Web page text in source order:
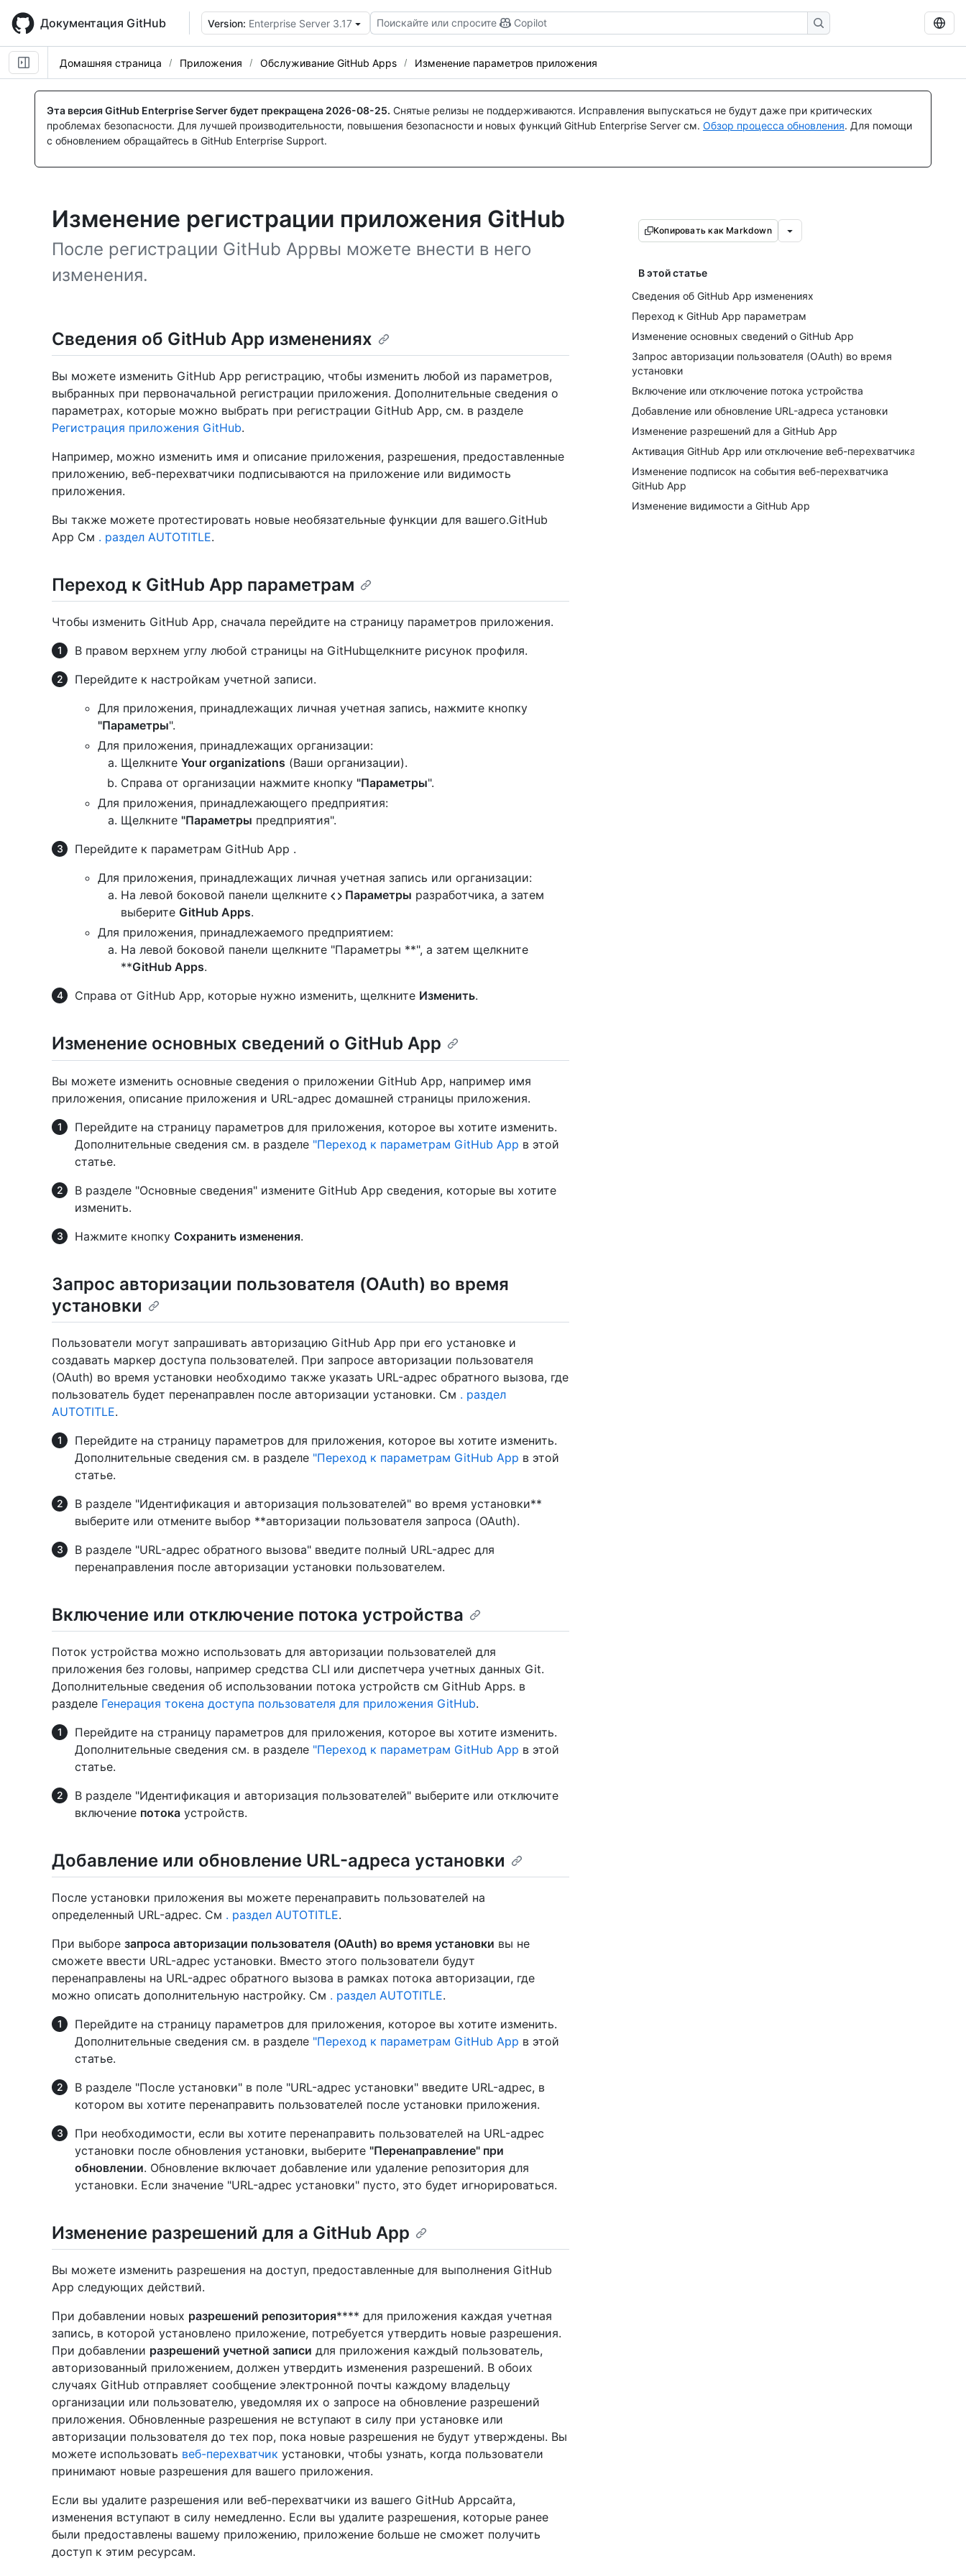
main
content
Документация GitHub Version: Enterprise Server 3.17 Поискайте или спросите Copilot
Домашняя страница Приложения Обслуживание GitHub Apps Изменение параметров приложения
Эта версия GitHub Enterprise Server будет прекращена 2026-08-25. Снятые релизы не поддерживаются. Исправления выпускаться не будут даже при критических
проблемах безопасности. Для лучшей производительности, повышения безопасности и новых функций GitHub Enterprise Server см. Обзор процесса обновления. Для помощи
с обновлением обращайтесь в GitHub Enterprise Support.
Изменение регистрации приложения GitHub
После регистрации GitHub Appвы можете внести в него
изменения.
Копировать как Markdown
В этой статье
Сведения об GitHub App изменениях
Переход к GitHub App параметрам
Изменение основных сведений о GitHub App
Запрос авторизации пользователя (OAuth) во время
установки
Включение или отключение потока устройства
Добавление или обновление URL-адреса установки
Изменение разрешений для a GitHub App
Активация GitHub App или отключение веб-перехватчика
Изменение подписок на события веб-перехватчика
GitHub App
Изменение видимости a GitHub App
Сведения об GitHub App изменениях
Вы можете изменить GitHub App регистрацию, чтобы изменить любой из параметров,
выбранных при первоначальной регистрации приложения. Дополнительные сведения о
параметрах, которые можно выбрать при регистрации GitHub App, см. в разделе
Регистрация приложения GitHub.
Например, можно изменить имя и описание приложения, разрешения, предоставленные
приложению, веб-перехватчики подписываются на приложение или видимость
приложения.
Вы также можете протестировать новые необязательные функции для вашего.GitHub
App См . раздел AUTOTITLE.
Переход к GitHub App параметрам
Чтобы изменить GitHub App, сначала перейдите на страницу параметров приложения.
В правом верхнем углу любой страницы на GitHubщелкните рисунок профиля.
Перейдите к настройкам учетной записи.
Для приложения, принадлежащих личная учетная запись, нажмите кнопку
"Параметры".
Для приложения, принадлежащих организации:
Щелкните Your organizations (Ваши организации).
Справа от организации нажмите кнопку "Параметры".
Для приложения, принадлежающего предприятия:
Щелкните "Параметры предприятия".
Перейдите к параметрам GitHub App .
Для приложения, принадлежащих личная учетная запись или организации:
На левой боковой панели щелкните
Параметры разработчика, а затем
выберите GitHub Apps.
Для приложения, принадлежаемого предприятием:
На левой боковой панели щелкните "Параметры **", а затем щелкните
**GitHub Apps.
Справа от GitHub App, которые нужно изменить, щелкните Изменить.
Изменение основных сведений о GitHub App
Вы можете изменить основные сведения о приложении GitHub App, например имя
приложения, описание приложения и URL-адрес домашней страницы приложения.
Перейдите на страницу параметров для приложения, которое вы хотите изменить.
Дополнительные сведения см. в разделе "Переход к параметрам GitHub App в этой
статье.
В разделе "Основные сведения" измените GitHub App сведения, которые вы хотите
изменить.
Нажмите кнопку Сохранить изменения.
Запрос авторизации пользователя (OAuth) во время
установки
Пользователи могут запрашивать авторизацию GitHub App при его установке и
создавать маркер доступа пользователей. При запросе авторизации пользователя
(OAuth) во время установки необходимо также указать URL-адрес обратного вызова, где
пользователь будет перенаправлен после авторизации установки. См . раздел
AUTOTITLE.
Перейдите на страницу параметров для приложения, которое вы хотите изменить.
Дополнительные сведения см. в разделе "Переход к параметрам GitHub App в этой
статье.
В разделе "Идентификация и авторизация пользователей" во время установки**
выберите или отмените выбор **авторизации пользователя запроса (OAuth).
В разделе "URL-адрес обратного вызова" введите полный URL-адрес для
перенаправления после авторизации установки пользователем.
Включение или отключение потока устройства
Поток устройства можно использовать для авторизации пользователей для
приложения без головы, например средства CLI или диспетчера учетных данных Git.
Дополнительные сведения об использовании потока устройств см GitHub Apps. в
разделе Генерация токена доступа пользователя для приложения GitHub.
Перейдите на страницу параметров для приложения, которое вы хотите изменить.
Дополнительные сведения см. в разделе "Переход к параметрам GitHub App в этой
статье.
В разделе "Идентификация и авторизация пользователей" выберите или отключите
включение потока устройств.
Добавление или обновление URL-адреса установки
После установки приложения вы можете перенаправить пользователей на
определенный URL-адрес. См . раздел AUTOTITLE.
При выборе запроса авторизации пользователя (OAuth) во время установки вы не
сможете ввести URL-адрес установки. Вместо этого пользователи будут
перенаправлены на URL-адрес обратного вызова в рамках потока авторизации, где
можно описать дополнительную настройку. См . раздел AUTOTITLE.
Перейдите на страницу параметров для приложения, которое вы хотите изменить.
Дополнительные сведения см. в разделе "Переход к параметрам GitHub App в этой
статье.
В разделе "После установки" в поле "URL-адрес установки" введите URL-адрес, в
котором вы хотите перенаправить пользователей после установки приложения.
При необходимости, если вы хотите перенаправить пользователей на URL-адрес
установки после обновления установки, выберите "Перенаправление" при
обновлении. Обновление включает добавление или удаление репозитория для
установки. Если значение "URL-адрес установки" пусто, это будет игнорироваться.
Изменение разрешений для a GitHub App
Вы можете изменить разрешения на доступ, предоставленные для выполнения GitHub
App следующих действий.
При добавлении новых разрешений репозитория**** для приложения каждая учетная
запись, в которой установлено приложение, потребуется утвердить новые разрешения.
При добавлении разрешений учетной записи для приложения каждый пользователь,
авторизованный приложением, должен утвердить изменения разрешений. В обоих
случаях GitHub отправляет сообщение электронной почты каждому владельцу
организации или пользователю, уведомляя их о запросе на обновление разрешений
приложения. Обновленные разрешения не вступают в силу при установке или
авторизации пользователя до тех пор, пока новые разрешения не будут утверждены. Вы
можете использовать веб-перехватчик установки, чтобы узнать, когда пользователи
принимают новые разрешения для вашего приложения.
Если вы удалите разрешения или веб-перехватчики из вашего GitHub Appсайта,
изменения вступают в силу немедленно. Если вы удалите разрешения, которые ранее
были предоставлены вашему приложению, приложение больше не сможет получить
доступ к этим ресурсам.